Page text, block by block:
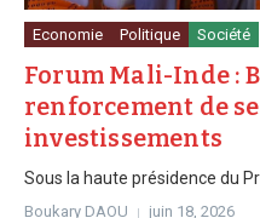
Economie Politique Société
Forum Mali-Inde :
renforcement de
investissements
Sous la haute présidence du
Boukary DAOU juin 18, 2026